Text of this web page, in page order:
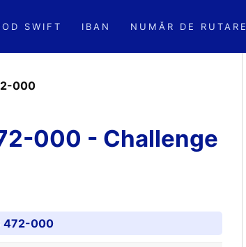
SWIFT IBAN NUMĂR DE RUTARE
000
000 - Challenge
472-000